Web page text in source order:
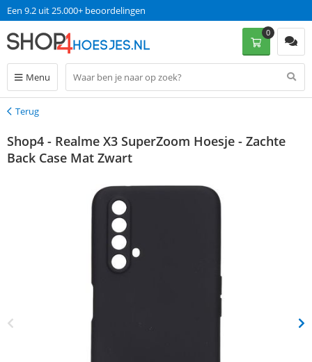
Een 9.2 uit 25.000+ beoordelingen
Menu
0
Terug
Terug
Shop4 - Realme X3 SuperZoom Hoesje - Zachte
Back Case Mat Zwart